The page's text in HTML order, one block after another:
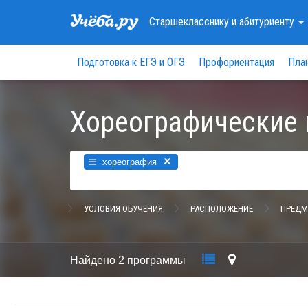
Старшеклассникуи абитуриенту
Подготовка к ЕГЭ и ОГЭ Профориентация
хореография ×
УСЛОВИЯ ОБУЧЕНИЯ РАСПОЛОЖЕНИЕ
Найдено 2 программы